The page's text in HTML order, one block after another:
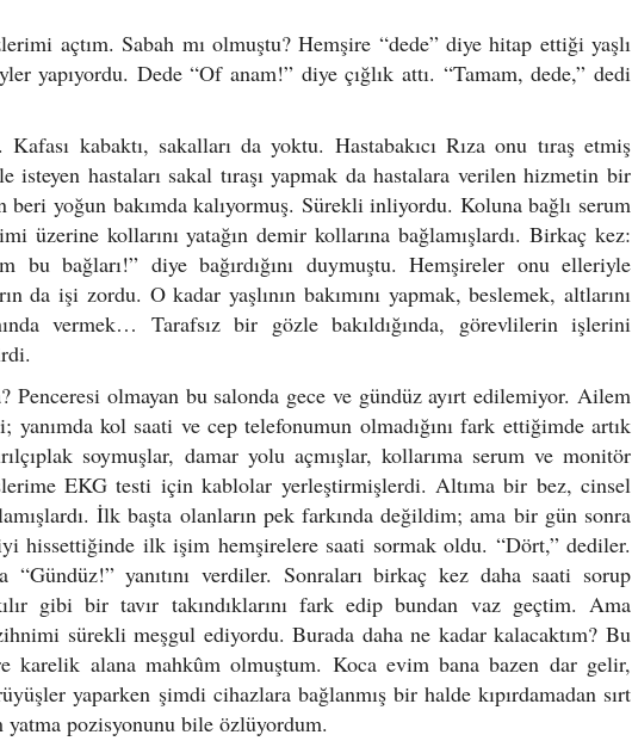
açtım. Sabah mı olmuştu? Hemşire “dede” diye hitap ettiği yaşlı
yapıyordu. Dede “Of anam!” diye çığlık attı. “Tamam, dede,” dedi
kabaktı, sakalları da yoktu. Hastabakıcı Rıza onu tıraş etmiş
hastaları sakal tıraşı yapmak da hastalara verilen hizmetin bir
beri yoğun bakımda kalıyormuş. Sürekli inliyordu. Koluna bağlı serum
üzerine kollarını yatağın demir kollarına bağlamışlardı. Birkaç kez:
bu bağları!” diye bağırdığını duymuştu. Hemşireler onu elleriyle
da işi zordu. O kadar yaşlının bakımını yapmak, beslemek, altlarını
vermek… Tarafsız bir gözle bakıldığında, görevlilerin işlerini
Penceresi olmayan bu salonda gece ve gündüz ayırt edilemiyor. Ailem
yanımda kol saati ve cep telefonumun olmadığını fark ettiğimde artık
soymuşlar, damar yolu açmışlar, kollarıma serum ve monitör
EKG testi için kablolar yerleştirmişlerdi. Altıma bir bez, cinsel
İlk başta olanların pek farkında değildim; ama bir gün sonra
hissettiğinde ilk işim hemşirelere saati sormak oldu. “Dört,” dediler.
“Gündüz!” yanıtını verdiler. Sonraları birkaç kez daha saati sorup
gibi bir tavır takındıklarını fark edip bundan vaz geçtim. Ama
zihnimi sürekli meşgul ediyordu. Burada daha ne kadar kalacaktım? Bu
karelik alana mahkûm olmuştum. Koca evim bana bazen dar gelir,
yaparken şimdi cihazlara bağlanmış bir halde kıpırdamadan sırt
yatma pozisyonunu bile özlüyordum.